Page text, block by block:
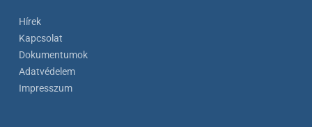
Hírek
Kapcsolat
Dokumentumok
Adatvédelem
Impresszum